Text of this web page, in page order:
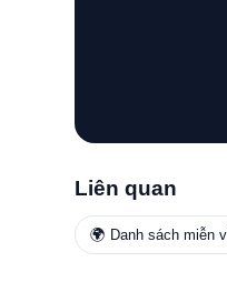
Liên quan
🌍 Danh sách miễn